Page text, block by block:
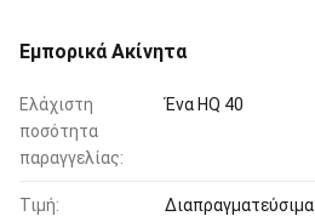
Εμπορικά Ακίνητα
Ελάχιστη
ποσότητα
παραγγελίας:
Ένα HQ 40
Τιμή: Διαπραγματεύσιμα